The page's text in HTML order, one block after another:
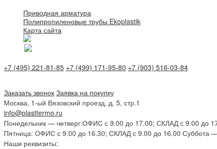
Приводная арматура
Полипропиленовые трубы Ekoplastik
Карта сайта
+7 (495) 221-81-85 +7 (499) 171-95-80 +7 (903) 516-03-84
Заказать звонок Заявка на покупку
Москва, 1-ый Вязовский проезд, д. 5, стр.1
info@plasttermo.ru
Понедельник — четверг:ОФИС с 9.00 до 17.00; СКЛАД с 9.00 до
Пятница: ОФИС с 9.00 до 16.30; СКЛАД с 9.00 до 16.00 Суббота
Наши реквизиты: